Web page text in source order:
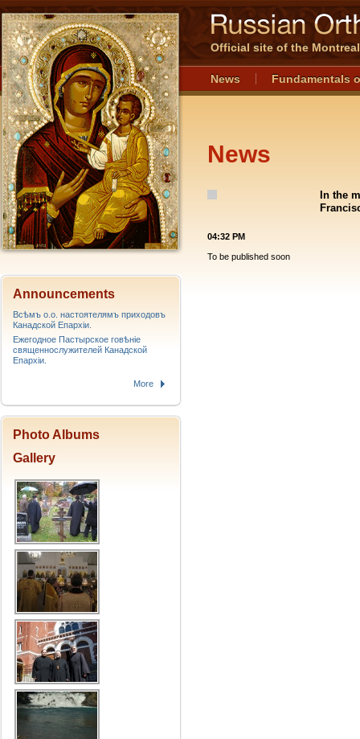
Official site of the
News Fundamentals
News
In the
04:32 PM
To be published soon
Announcements
Всѣмъ о.о. настоятелямъ приходовъ
Канадской Епархiи.
Ежегодное Пастырское говѣніе
священнослужителей Канадской
Епархіи.
More
Photo Albums
Gallery